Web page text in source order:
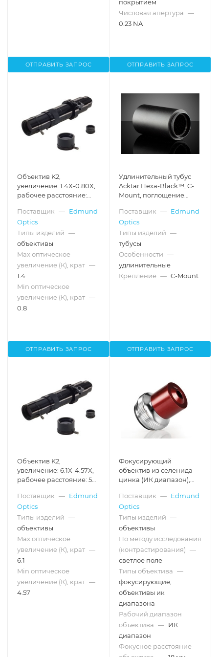
ОТПРАВИТЬ ЗАПРОС
покрытием
Числовая апертура —
0.23 NA
ОТПРАВИТЬ ЗАПРОС
Объектив K2,
увеличение: 1.4X-0.80X,
рабочее расстояние:
Поставщик — Edmund
Optics
Типы изделий —
объективы
Max оптическое
увеличение (К), крат —
1.4
Min оптическое
увеличение (К), крат —
0.8
ОТПРАВИТЬ ЗАПРОС
Удлинительный тубус
Acktar Hexa-Black™, C-
Mount, поглощение
длина: 49.4 мм
Поставщик — Edmund
Optics
Типы изделий —
тубусы
Особенности —
удлинительные
Крепление — C-Mount
ОТПРАВИТЬ ЗАПРОС
Объектив K2,
увеличение: 6.1X-4.57X,
рабочее расстояние: 54-
Поставщик — Edmund
Optics
Типы изделий —
объективы
Max оптическое
увеличение (К), крат —
6.1
Min оптическое
увеличение (К), крат —
4.57
Фокусирующий
объектив из селенида
цинка (ИК диапазон),
волны: 7 мкм, покрытие:
2-12 мкм, фокусное
расстояние: 18 мм
Поставщик — Edmund
Optics
Типы изделий —
объективы
По методу исследования
(контрастирования) —
светлое поле
Типы объектива —
фокусирующие,
объективы ик
диапазона
Рабочий диапазон
объектива — ИК
диапазон
Фокусное расстояние